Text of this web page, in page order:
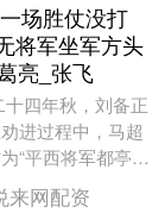
场胜仗没打
将军坐军方头
亮_张飞
四年秋，刘备正
进过程中，马超
“平西将军都亭
与劝进的还有左
来网配资